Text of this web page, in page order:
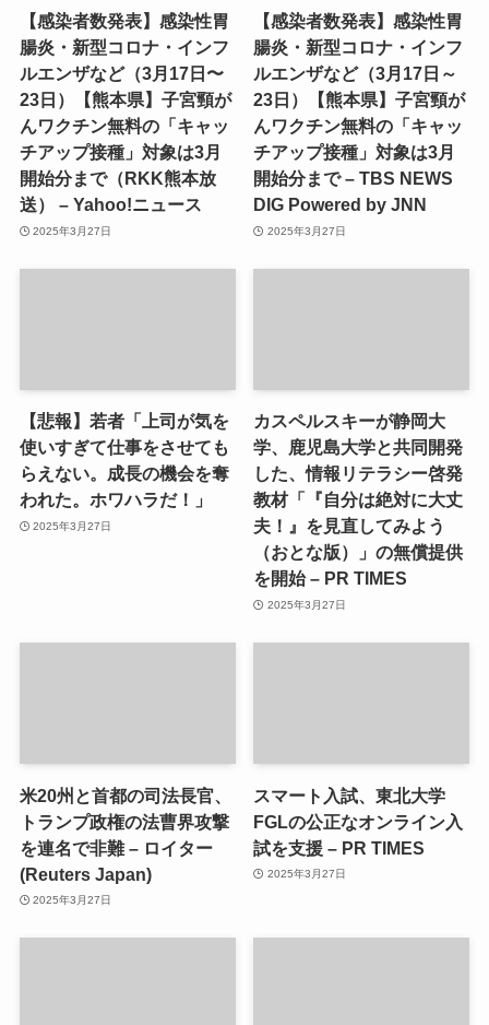
【感染者数発表】感染性胃
腸炎・新型コロナ・インフ
ルエンザなど（3月17日〜
23日）【熊本県】子宮頸が
んワクチン無料の「キャッ
チアップ接種」対象は3月
開始分まで（RKK熊本放
送） – Yahoo!ニュース
2025年3月27日
【感染者数発表】感染性胃
腸炎・新型コロナ・インフ
ルエンザなど（3月17日～
23日）【熊本県】子宮頸が
んワクチン無料の「キャッ
チアップ接種」対象は3月
開始分まで – TBS NEWS
DIG Powered by JNN
2025年3月27日
【悲報】若者「上司が気を
使いすぎて仕事をさせても
らえない。成長の機会を奪
われた。ホワハラだ！」
2025年3月27日
カスペルスキーが静岡大
学、鹿児島大学と共同開発
した、情報リテラシー啓発
教材「『自分は絶対に大丈
夫！』を見直してみよう
（おとな版）」の無償提供
を開始 – PR TIMES
2025年3月27日
米20州と首都の司法長官、
トランプ政権の法曹界攻撃
を連名で非難 – ロイター
(Reuters Japan)
2025年3月27日
スマート入試、東北大学
FGLの公正なオンライン入
試を支援 – PR TIMES
2025年3月27日